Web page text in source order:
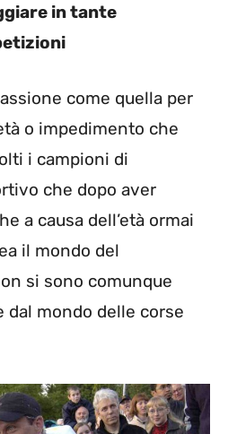
in tante
come quella per
o impedimento che
i campioni di
che dopo aver
a causa dell’età ormai
il mondo del
si sono comunque
dal mondo delle corse